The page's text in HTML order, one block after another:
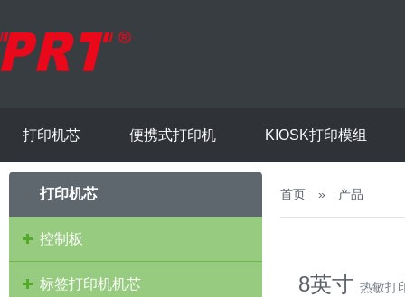
打印机芯 便携式打印机 KIOSK打印模组
打印机芯
控制板
标签打印机机芯
首页 » 产品
8英寸 热敏打